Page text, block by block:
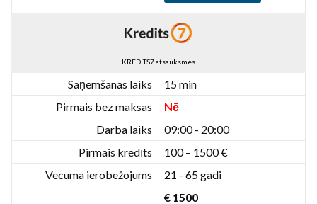
KREDITS7 atsauksmes
Saņemšanas laiks
15 min
Pirmais bez maksas
Nē
Darba laiks
09:00 - 20:00
Pirmais kredīts
100 – 1500 €
Vecuma ierobežojums
21 - 65 gadi
€ 1500